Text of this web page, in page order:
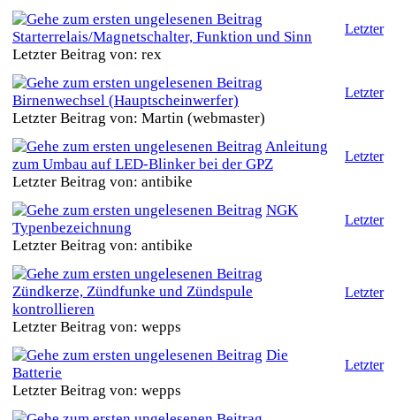
Starterrelais/Magnetschalter, Funktion und Sinn
Letzter Beitrag von: rex
Letzter
Birnenwechsel (Hauptscheinwerfer)
Letzter Beitrag von: Martin (webmaster)
Letzter
Anleitung
zum Umbau auf LED-Blinker bei der GPZ
Letzter Beitrag von: antibike
Letzter
NGK
Typenbezeichnung
Letzter Beitrag von: antibike
Letzter
Zündkerze, Zündfunke und Zündspule
kontrollieren
Letzter Beitrag von: wepps
Letzter
Die
Batterie
Letzter Beitrag von: wepps
Letzter